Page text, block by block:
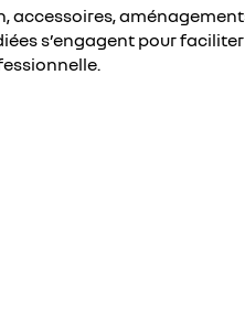
accessoires,
s’engagent pour